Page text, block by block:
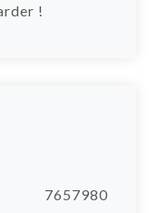
!
7657980